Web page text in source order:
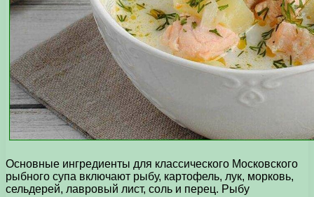
Основные ингредиенты для классического Московского
рыбного супа включают рыбу, картофель, лук, морковь,
сельдерей, лавровый лист, соль и перец. Рыбу